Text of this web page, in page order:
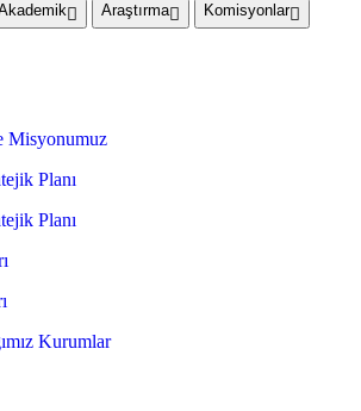
Araştırma Komisyonlar
Misyonumuz
Planı
Planı
Kurumlar